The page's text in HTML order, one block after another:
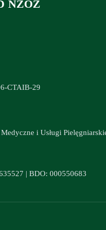
NZOZ
CTAIB-29
i Usługi
| BDO: 000550683